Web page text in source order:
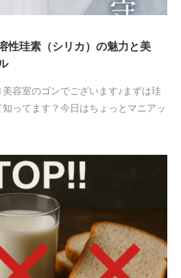
性珪素（シリカ）の魅力と美
容室のゴンでございます♪まずは珪
ってます？今日はちょっとマニアッ